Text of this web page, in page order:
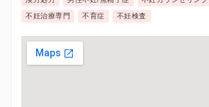
不妊治療専門 不育症 不妊検査